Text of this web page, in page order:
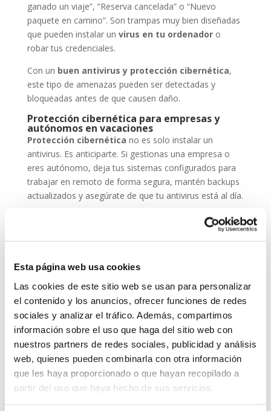
Esta página web usa cookies
Las cookies de este sitio web se usan para personalizar
el contenido y los anuncios, ofrecer funciones de redes
sociales y analizar el tráfico. Además, compartimos
información sobre el uso que haga del sitio web con
nuestros partners de redes sociales, publicidad y análisis
web, quienes pueden combinarla con otra información
que les haya proporcionado o que hayan recopilado a
partir del uso que haya hecho de sus servicios.
ganado un viaje”, “Reserva cancelada” o “Nuevo
paquete en camino”. Son trampas muy bien diseñadas
que pueden instalar un virus en tu ordenadoro
robar tus credenciales.
Con un buen antivirus y protección cibernética,
este tipo de amenazas pueden ser detectadas y
bloqueadas antes de que causen daño.
Protección cibernética para empresas y
autónomos en vacaciones
Protección cibernética no es solo instalar un
antivirus. Es anticiparte. Si gestionas una empresa o
eres autónomo, deja tus sistemas configurados para
trabajar en remoto de forma segura, mantén backups
actualizados y asegúrate de que tu antivirus está al día.
En System Network Communication, trabajamos cada
día con autónomos y pymes que confían su seguridad
digital aESET NOD 32, porque entienden que un
datos, ingresos y reputación.
En System Network Communication, trabajamos cada
día con autónomos y pymes que confían su seguridad
digital a E
SET NOD 32
, porque entienden que un
ataque en vacaciones puede suponer una pérdida de
datos, ingresos y reputación.
Grupo-System, ¿Quiénes somos?
En System Network Communication , con más de